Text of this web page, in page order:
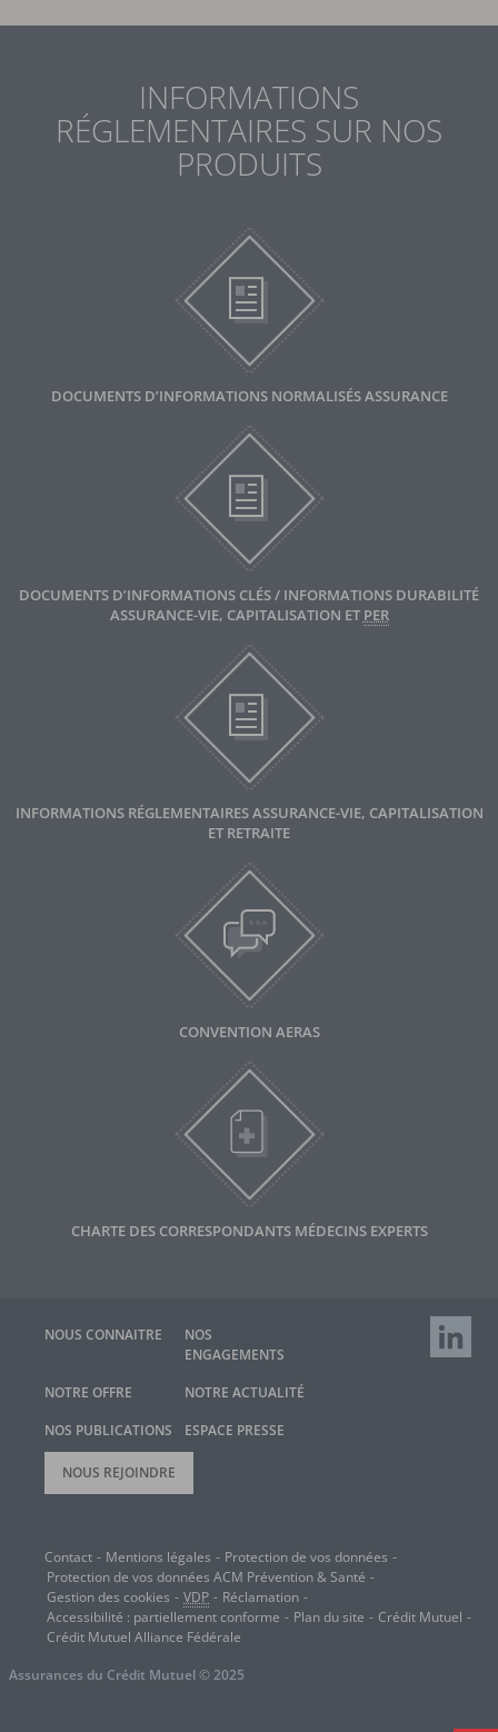
INFORMATIONS
RÉGLEMENTAIRES SUR NOS
PRODUITS
DOCUMENTS D’INFORMATIONS NORMALISÉS ASSURANCE
DOCUMENTS D’INFORMATIONS CLÉS / INFORMATIONS DURABILITÉ
ASSURANCE-VIE, CAPITALISATION ET PER
INFORMATIONS RÉGLEMENTAIRES ASSURANCE-VIE, CAPITALISATION
ET RETRAITE
CONVENTION AERAS
CHARTE DES CORRESPONDANTS MÉDECINS EXPERTS
NOUS CONNAITRE
NOS
ENGAGEMENTS
NOTRE OFFRE
NOTRE ACTUALITÉ
NOS PUBLICATIONS
ESPACE PRESSE
NOUS REJOINDRE
Contact Mentions légales
Protection de vos données
Protection de vos données ACM Prévention & Santé
Gestion des cookies
VDP
Réclamation
Accessibilité : partiellement conforme
Plan du site
Crédit Mutuel
Crédit Mutuel Alliance Fédérale
Assurances du Crédit Mutuel © 2025